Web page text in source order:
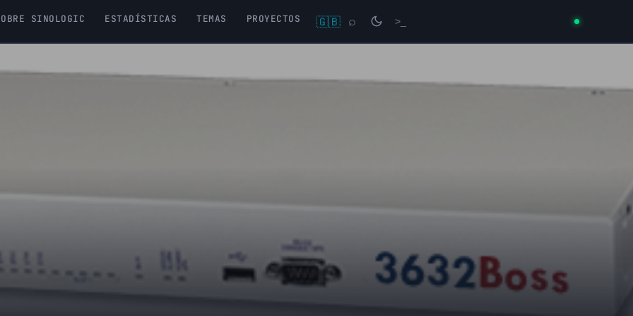
SINOLOGIC ESTADÍSTICAS TEMAS PROYECTOS 🇬🇧 ⌕ >_